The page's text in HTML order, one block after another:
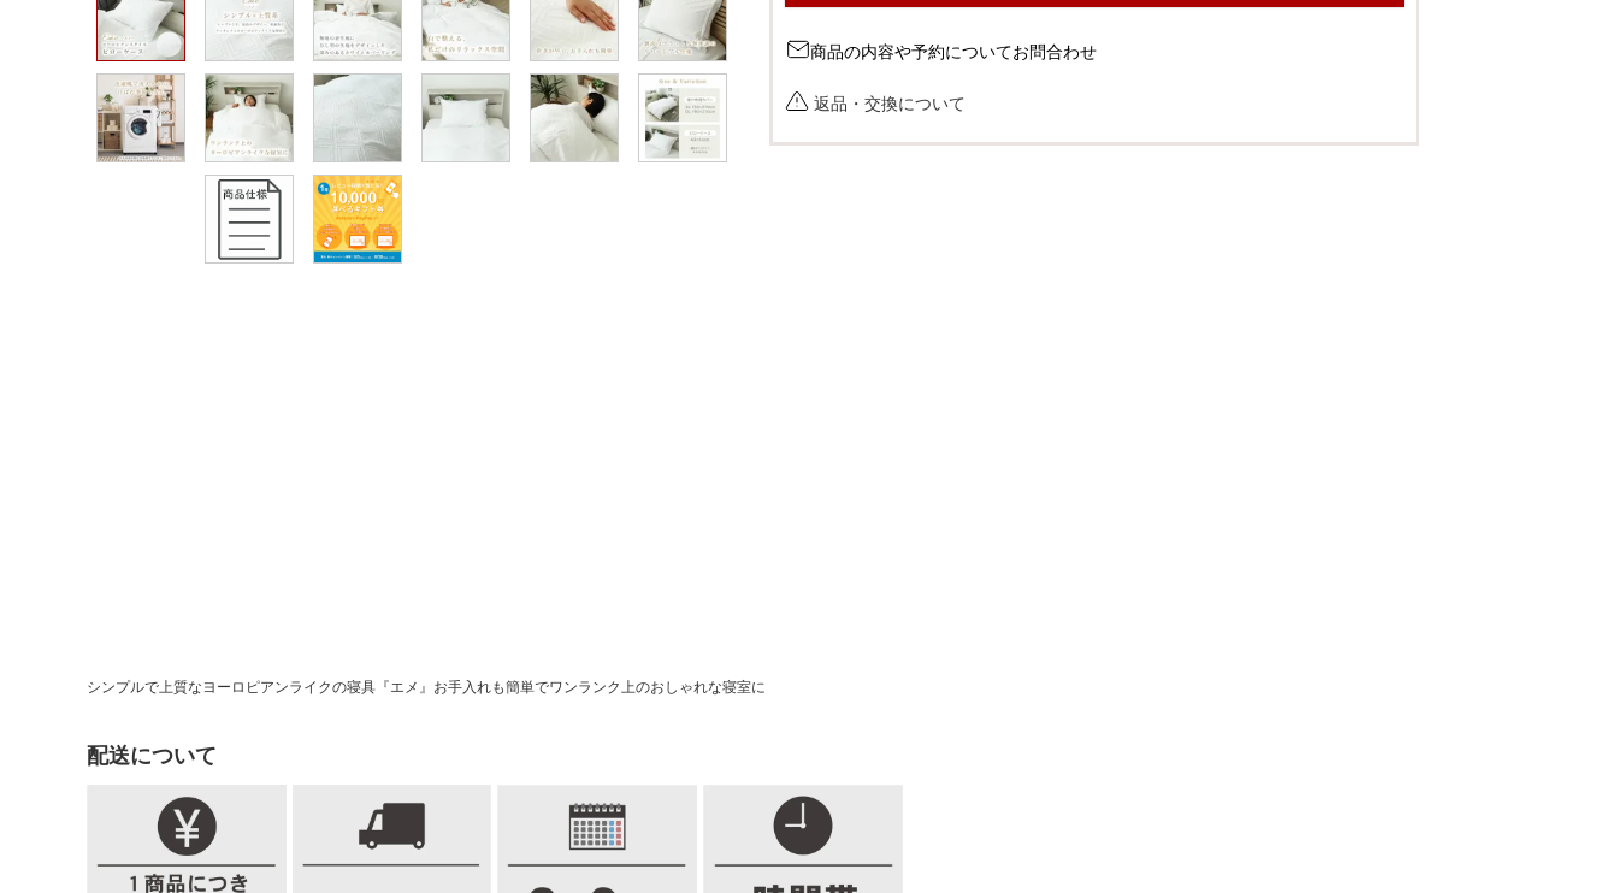
商品の内容や予約についてお問合わせ
返品・交換について
シンプルで上質なヨーロピアンライクの寝具『エメ』お手入れも簡単でワンランク上のおしゃれな寝室に
配送について